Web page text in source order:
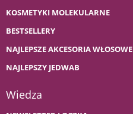
KOSMETYKI MOLEKULARNE
BESTSELLERY
NAJLEPSZE AKCESORIA WŁOSOWE
NAJLEPSZY JEDWAB
Wiedza